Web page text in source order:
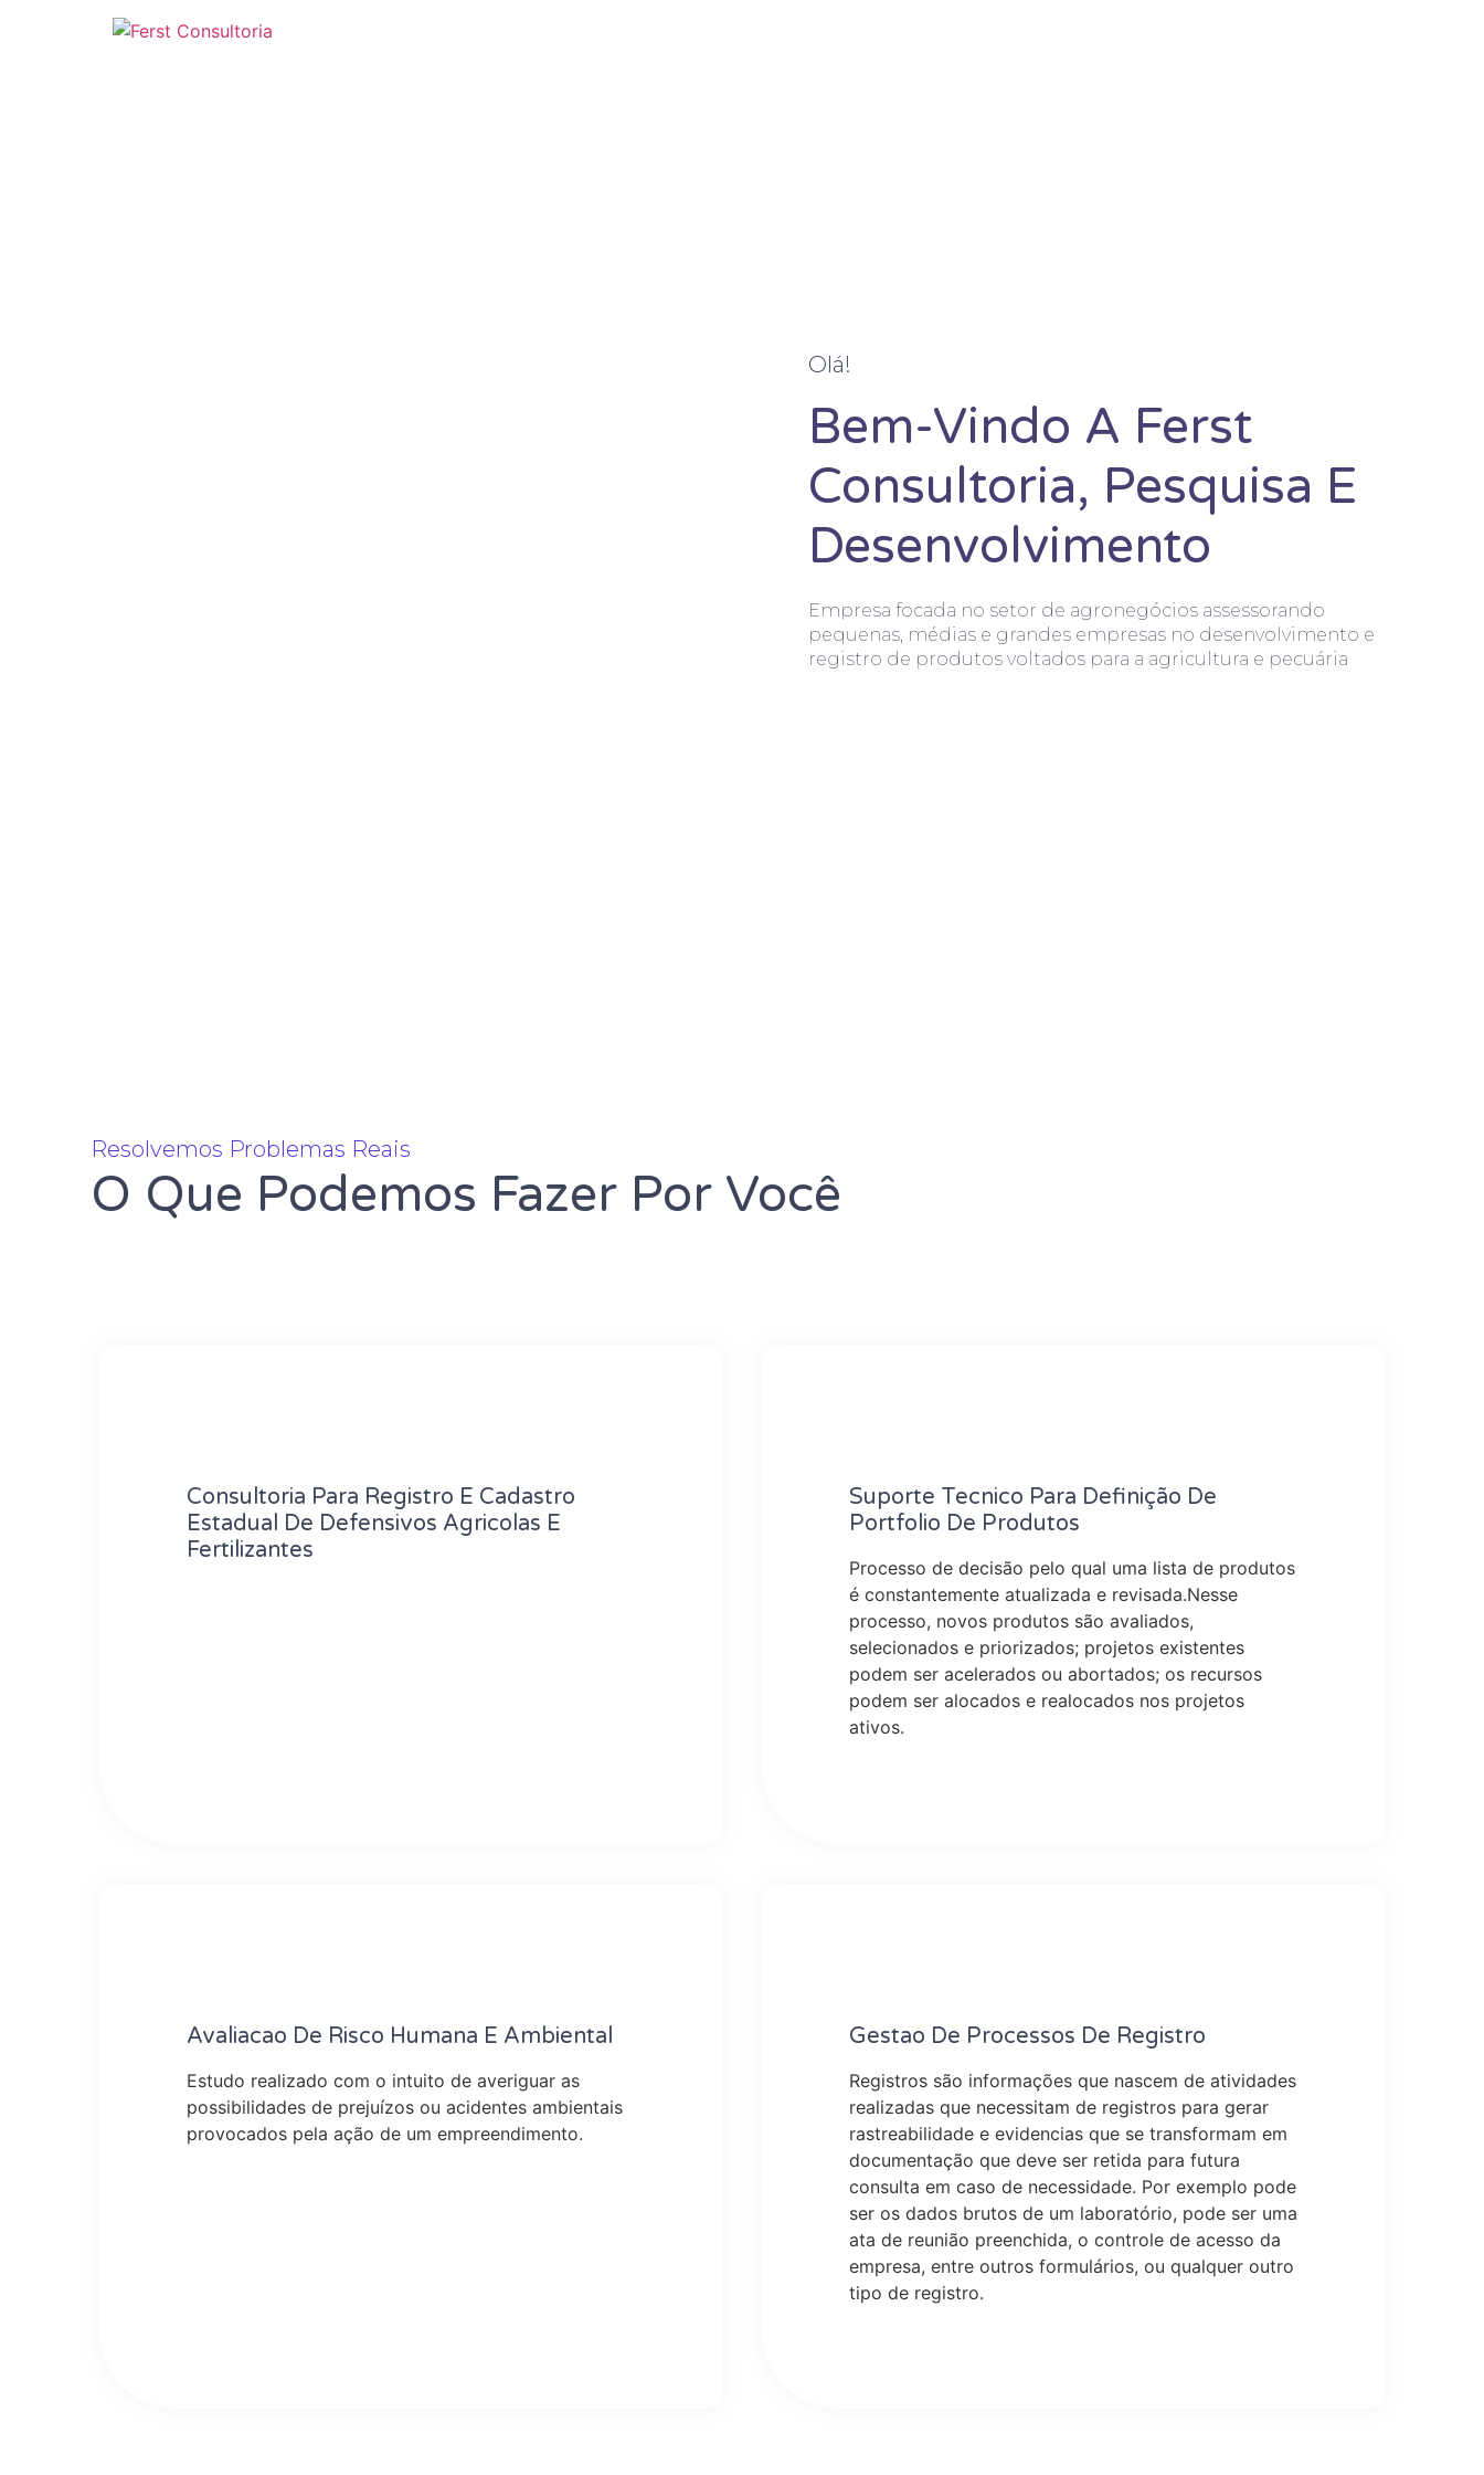
Olá!
Bem-Vindo A Ferst
Consultoria, Pesquisa E
Desenvolvimento
Empresa focada no setor de agronegócios assessorando
pequenas, médias e grandes empresas no desenvolvimento e
registro de produtos voltados para a agricultura e pecuária
Resolvemos Problemas Reais
O Que Podemos Fazer Por Você
Consultoria Para Registro E Cadastro
Estadual De Defensivos Agricolas E
Fertilizantes
Suporte Tecnico Para Definição De
Portfolio De Produtos
Processo de decisão pelo qual uma lista de produtos
é constantemente atualizada e revisada.Nesse
processo, novos produtos são avaliados,
selecionados e priorizados; projetos existentes
podem ser acelerados ou abortados; os recursos
podem ser alocados e realocados nos projetos
ativos.
Avaliacao De Risco Humana E Ambiental
Estudo realizado com o intuito de averiguar as
possibilidades de prejuízos ou acidentes ambientais
provocados pela ação de um empreendimento.
Gestao De Processos De Registro
Registros são informações que nascem de atividades
realizadas que necessitam de registros para gerar
rastreabilidade e evidencias que se transformam em
documentação que deve ser retida para futura
consulta em caso de necessidade. Por exemplo pode
ser os dados brutos de um laboratório, pode ser uma
ata de reunião preenchida, o controle de acesso da
empresa, entre outros formulários, ou qualquer outro
tipo de registro.